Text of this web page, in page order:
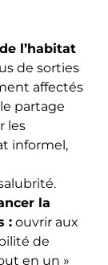
l’habitat
de sorties
affectés
partage
les
informel,
la
: ouvrir aux
de
en un »